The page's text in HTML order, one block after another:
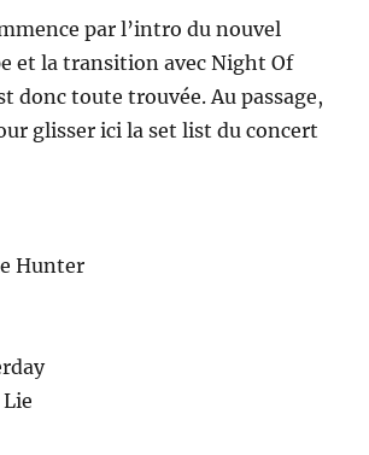
par l’intro du nouvel
et la transition avec Night Of
donc toute trouvée. Au passage,
glisser ici la set list du concert
Hunter